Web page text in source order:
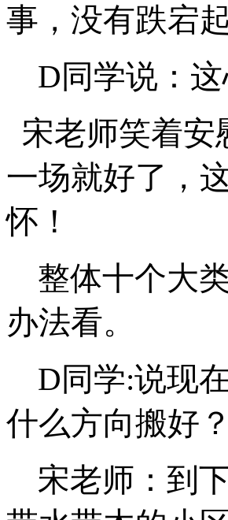
事，没有跌宕
D同学说：
宋老师笑着安
一场就好了，
怀！
整体十个大
办法看。
D同学:说现
什么方向搬好？
宋老师：到